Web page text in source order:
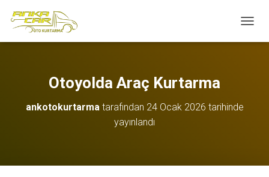
E
A
Otoyolda Araç Kurtarma
ankotokurtarmatarafından 24 Ocak 2026 tarihinde
yayınlandı